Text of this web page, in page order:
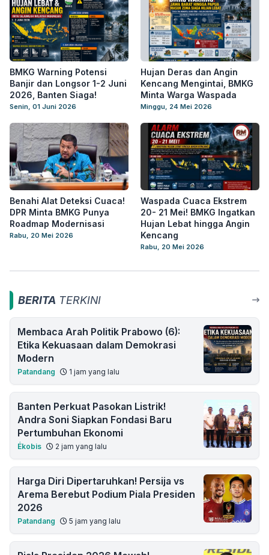
BMKG Warning Potensi
Banjir dan Longsor 1-2 Juni
2026, Banten Siaga!
Senin, 01 Juni 2026
Hujan Deras dan Angin
Kencang Mengintai, BMKG
Minta Warga Waspada
Minggu, 24 Mei 2026
Benahi Alat Deteksi Cuaca!
DPR Minta BMKG Punya
Roadmap Modernisasi
Rabu, 20 Mei 2026
Waspada Cuaca Ekstrem
20- 21 Mei! BMKG Ingatkan
Hujan Lebat hingga Angin
Kencang
Rabu, 20 Mei 2026
BERITA TERKINI
Membaca Arah Politik Prabowo (6):
Etika Kekuasaan dalam Demokrasi
Modern
Patandang 1 jam yang lalu
Banten Perkuat Pasokan Listrik!
Andra Soni Siapkan Fondasi Baru
Pertumbuhan Ekonomi
Ékobis 2 jam yang lalu
Harga Diri Dipertaruhkan! Persija vs
Arema Berebut Podium Piala Presiden
2026
Patandang 5 jam yang lalu